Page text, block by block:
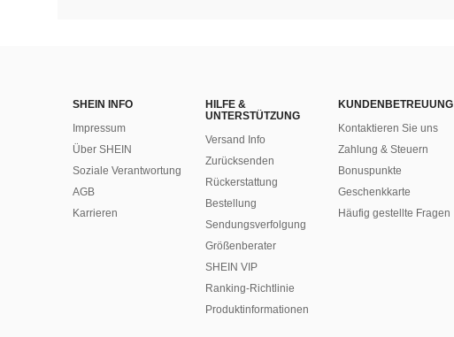
SHEIN INFO
Impressum
Über SHEIN
Soziale Verantwortung
AGB
Karrieren
HILFE &
UNTERSTÜTZUNG
Versand Info
Zurücksenden
Rückerstattung
Bestellung
Sendungsverfolgung
Größenberater
SHEIN VIP
Ranking-Richtlinie
​Produktinformationen
KUNDENBETREUUNG
Kontaktieren Sie uns
Zahlung & Steuern
Bonuspunkte
Geschenkkarte
Häufig gestellte Fragen